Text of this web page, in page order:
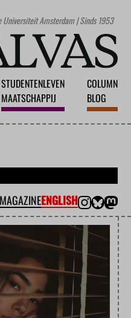
Amsterdam | Sinds 1953
STUDENTENLEVEN
MAATSCHAPPIJ
COLUMN
BLOG
MAGAZINEENGLISH